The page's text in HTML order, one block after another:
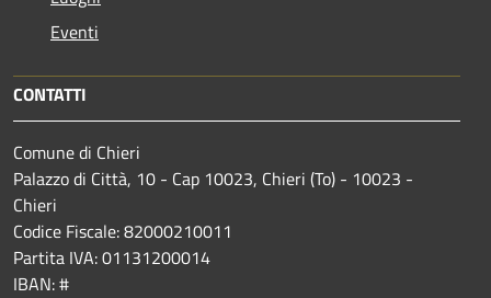
Eventi
CONTATTI
Comune di Chieri
Palazzo di Città, 10 - Cap 10023, Chieri (To) - 10023 -
Chieri
Codice Fiscale: 82000210011
Partita IVA: 01131200014
IBAN: #